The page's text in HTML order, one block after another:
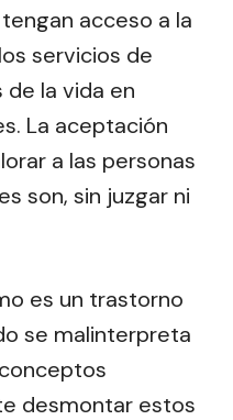
acceso a la
servicios de
la vida en
La aceptación
a las personas
son, sin juzgar ni
es un trastorno
se malinterpreta
desmontar estos